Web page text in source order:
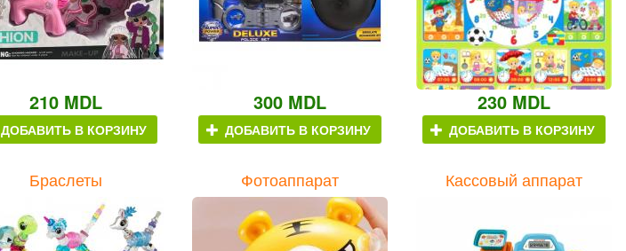
210 MDL
ДОБАВИТЬ В КОРЗИНУ
300 MDL
ДОБАВИТЬ В КОРЗИНУ
230 MDL
ДОБАВИТЬ В КОРЗИНУ
Браслеты Фотоаппарат Кассовый аппарат